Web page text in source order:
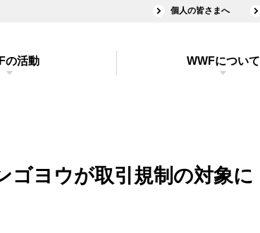
個人の皆さまへ
の活動 WWFについて
ゴヨウが取引規制の対象に